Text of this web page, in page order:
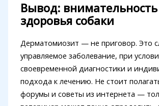
Вывод:
здоровья собаки
Дерматомиозит — не приговор. Это
управляемое заболевание, при
своевременной диагностики и
подхода к лечению. Не стоит
форумы и советы из интернета —